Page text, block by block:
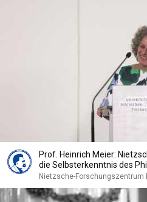
Prof. Heinrich Meier:
die Selbsterkenntnis des
Nietzsche-Forschungszentrum